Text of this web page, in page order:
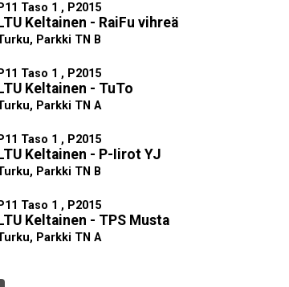
P11 Taso 1 , P2015
LTU Keltainen - RaiFu vihreä
Parkki TN B
P11 Taso 1 , P2015
LTU Keltainen - TuTo
Parkki TN A
P11 Taso 1 , P2015
LTU Keltainen - P-Iirot YJ
Parkki TN B
P11 Taso 1 , P2015
LTU Keltainen - TPS Musta
Parkki TN A